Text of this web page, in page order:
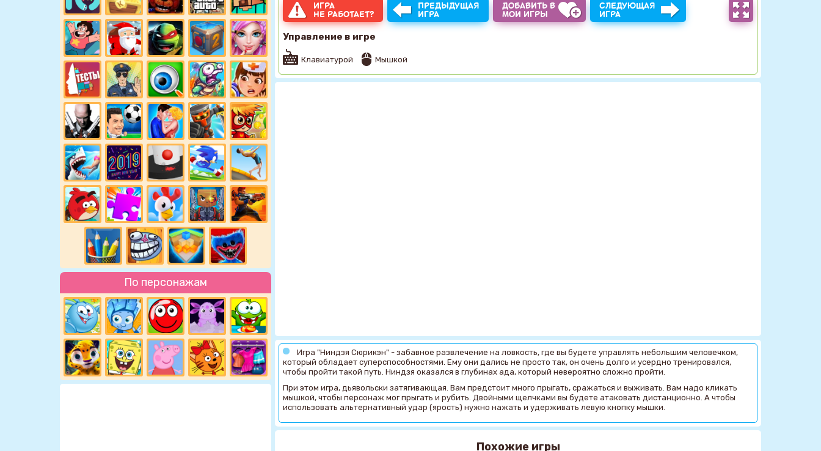
По персонажам
ИГРА
НЕ РАБОТАЕТ?
ПРЕДЫДУЩАЯ
ИГРА
ДОБАВИТЬ В
МОИ ИГРЫ
СЛЕДУЮЩАЯ
ИГРА
Управление в игре
Клавиатурой Мышкой
Игра "Ниндзя Сюрикэн" - забавное развлечение на ловкость, где вы будете управлять небольшим человечком,
который обладает суперспособностями. Ему они дались не просто так, он очень долго и усердно тренировался,
чтобы пройти такой путь. Ниндзя оказался в глубинах ада, который невероятно сложно пройти.
При этом игра, дьявольски затягивающая. Вам предстоит много прыгать, сражаться и выживать. Вам надо кликать
мышкой, чтобы персонаж мог прыгать и рубить. Двойными щелчками вы будете атаковать дистанционно. А чтобы
использовать альтернативный удар (ярость) нужно нажать и удерживать левую кнопку мышки.
Похожие игры